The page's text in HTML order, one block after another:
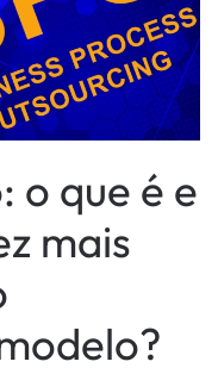
o que é e
mais